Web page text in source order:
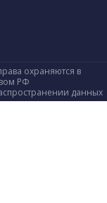
охраняются в
РФ
данных